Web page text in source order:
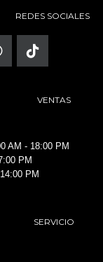
REDES SOCIALES
VENTAS
AM - 18:00 PM
PM
PM
SERVICIO